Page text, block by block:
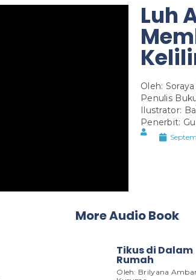
Luh
Oleh:
Penulis
Ilustrator:
Penerbit:
More Audio Book
Tikus di Dalam
Rumah
Oleh: Brilyana